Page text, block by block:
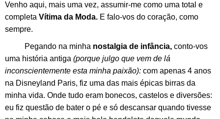
Venho aqui, mais uma vez, assumir-me como uma total e
completa Vítima da Moda. E falo-vos do coração, como
sempre.
Pegando na minha nostalgia de infância, conto-vos
uma história antiga (porque julgo que vem de lá
inconscientemente esta minha paixão): com apenas 4 anos
na Disneyland Paris, fiz uma das mais épicas birras da
minha vida. Onde tudo eram bonecos, castelos e diversões:
eu fiz questão de bater o pé e só descansar quando tivesse